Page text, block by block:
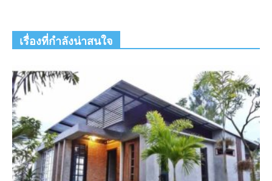
เรื่องที่กำลังน่าสนใจ